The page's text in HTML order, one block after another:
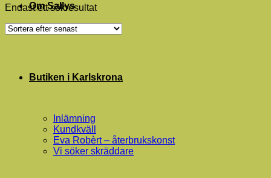
Om Sallys
Butiken i Karlskrona
Inlämning
Kundkväll
Eva Robèrt – återbrukskonst
Vi söker skräddare
Endast ett sökresultat